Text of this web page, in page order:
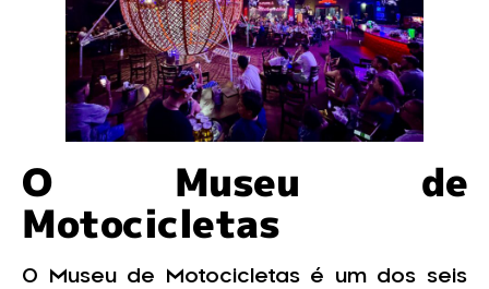
O Museu de
Motocicletas
O Museu de Motocicletas é um dos seis